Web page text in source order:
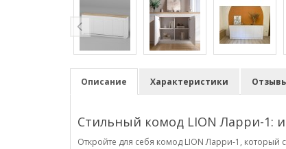
Описание Характеристики
Стильный комод LION Ларри-1:
Откройте для себя комод LION Ларри-1,